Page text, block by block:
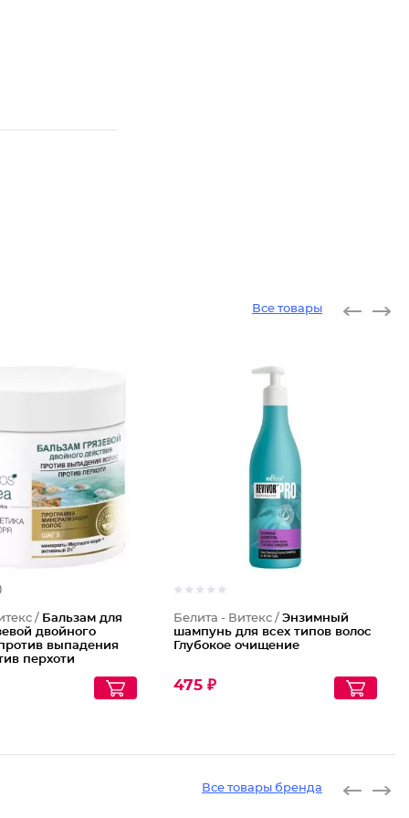
Все товары
/ Бальзам для
двойного
выпадения
перхоти
Белита - Витекс /Энзимный
шампунь для всех типов волос
Глубокое очищение
475 ₽
Все товары бренда